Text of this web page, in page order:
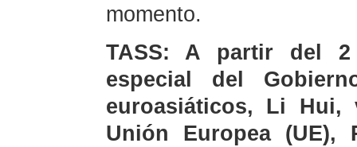
momento.
TASS: A partir del 2
especial del
euroasiáticos, Li
Unión Europea (UE),